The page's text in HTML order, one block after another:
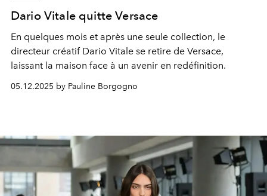
Dario Vitale quitte Versace
En quelques mois et après une seule collection, le
directeur créatif Dario Vitale se retire de Versace,
laissant la maison face à un avenir en redéfinition.
05.12.2025 by Pauline Borgogno